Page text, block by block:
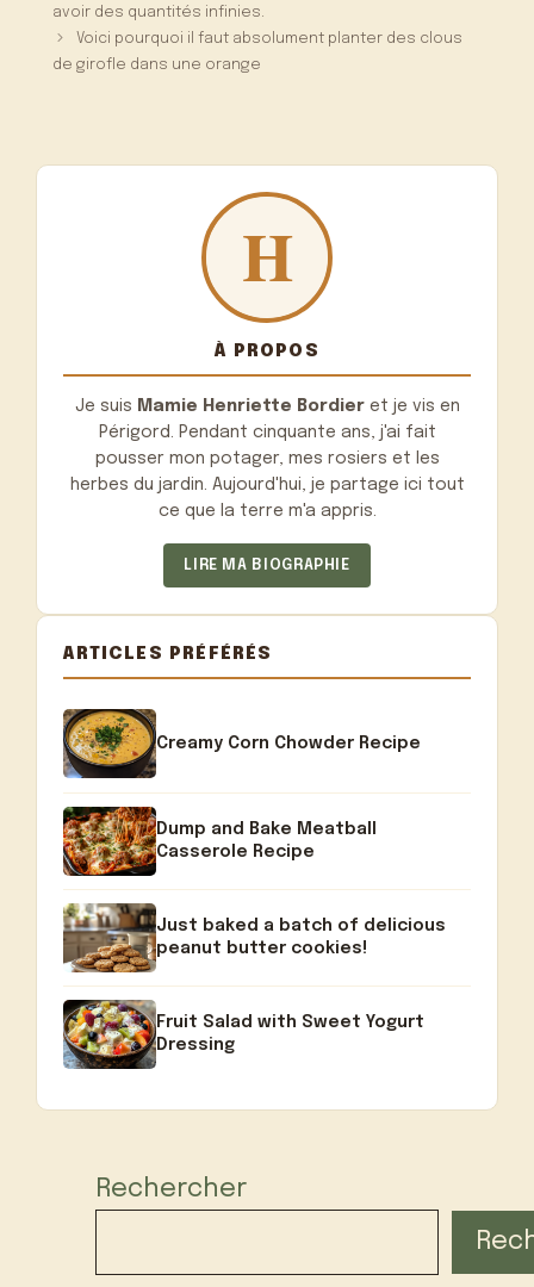
avoir des quantités infinies.
Voici pourquoi il faut absolument planter des clous
de girofle dans une orange
À PROPOS
Je suis Mamie Henriette Bordieret je vis en
Périgord. Pendant cinquante ans, j'ai fait
pousser mon potager, mes rosiers et les
herbes du jardin. Aujourd'hui, je partage ici tout
ce que la terre m'a appris.
LIRE MA BIOGRAPHIE
ARTICLES PRÉFÉRÉS
Creamy Corn Chowder Recipe
Dump and Bake Meatball
Casserole Recipe
Just baked a batch of delicious
peanut butter cookies!
Fruit Salad with Sweet Yogurt
Dressing
Rechercher